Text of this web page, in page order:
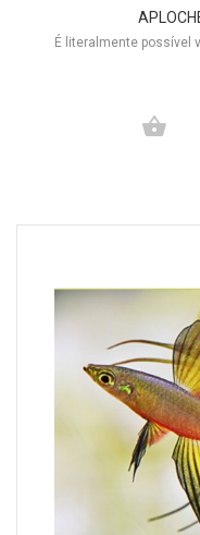
É literalmente possível